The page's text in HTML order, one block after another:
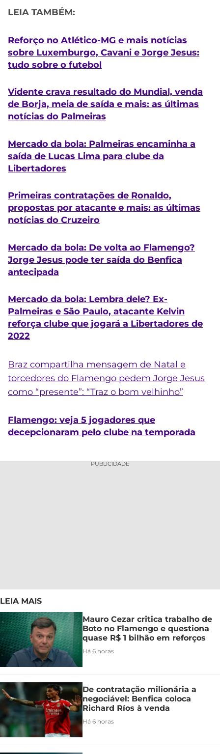
LEIA TAMBÉM:
Reforço no Atlético-MG e mais notícias
sobre Luxemburgo, Cavani e Jorge Jesus:
tudo sobre o futebol
Vidente crava resultado do Mundial, venda
de Borja, meia de saída e mais: as últimas
notícias do Palmeiras
Mercado da bola: Palmeiras encaminha a
saída de Lucas Lima para clube da
Libertadores
Primeiras contratações de Ronaldo,
propostas por atacante e mais: as últimas
notícias do Cruzeiro
Mercado da bola: De volta ao Flamengo?
Jorge Jesus pode ter saída do Benfica
antecipada
Mercado da bola: Lembra dele? Ex-
Palmeiras e São Paulo, atacante Kelvin
reforça clube que jogará a Libertadores de
2022
Braz compartilha mensagem de Natal e
torcedores do Flamengo pedem Jorge Jesus
como “presente”: “Traz o bom velhinho”
Flamengo: veja 5 jogadores que
decepcionaram pelo clube na temporada
PUBLICIDADE
LEIA MAIS
Mauro Cezar critica trabalho de
Boto no Flamengo e questiona
quase R$ 1 bilhão em reforços
Há 6 horas
De contratação milionária a
negociável: Benfica coloca
Richard Ríos à venda
Há 6 horas